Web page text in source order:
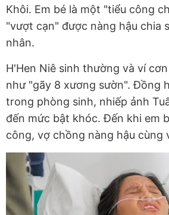
Khôi. Em bé là một "tiểu công
"vượt cạn" được nàng hậu chia
nhân.
H'Hen Niê sinh thường và ví
như "gãy 8 xương sườn". Đồng
trong phòng sinh, nhiếp ảnh
đến mức bật khóc. Đến khi em
công, vợ chồng nàng hậu cùng